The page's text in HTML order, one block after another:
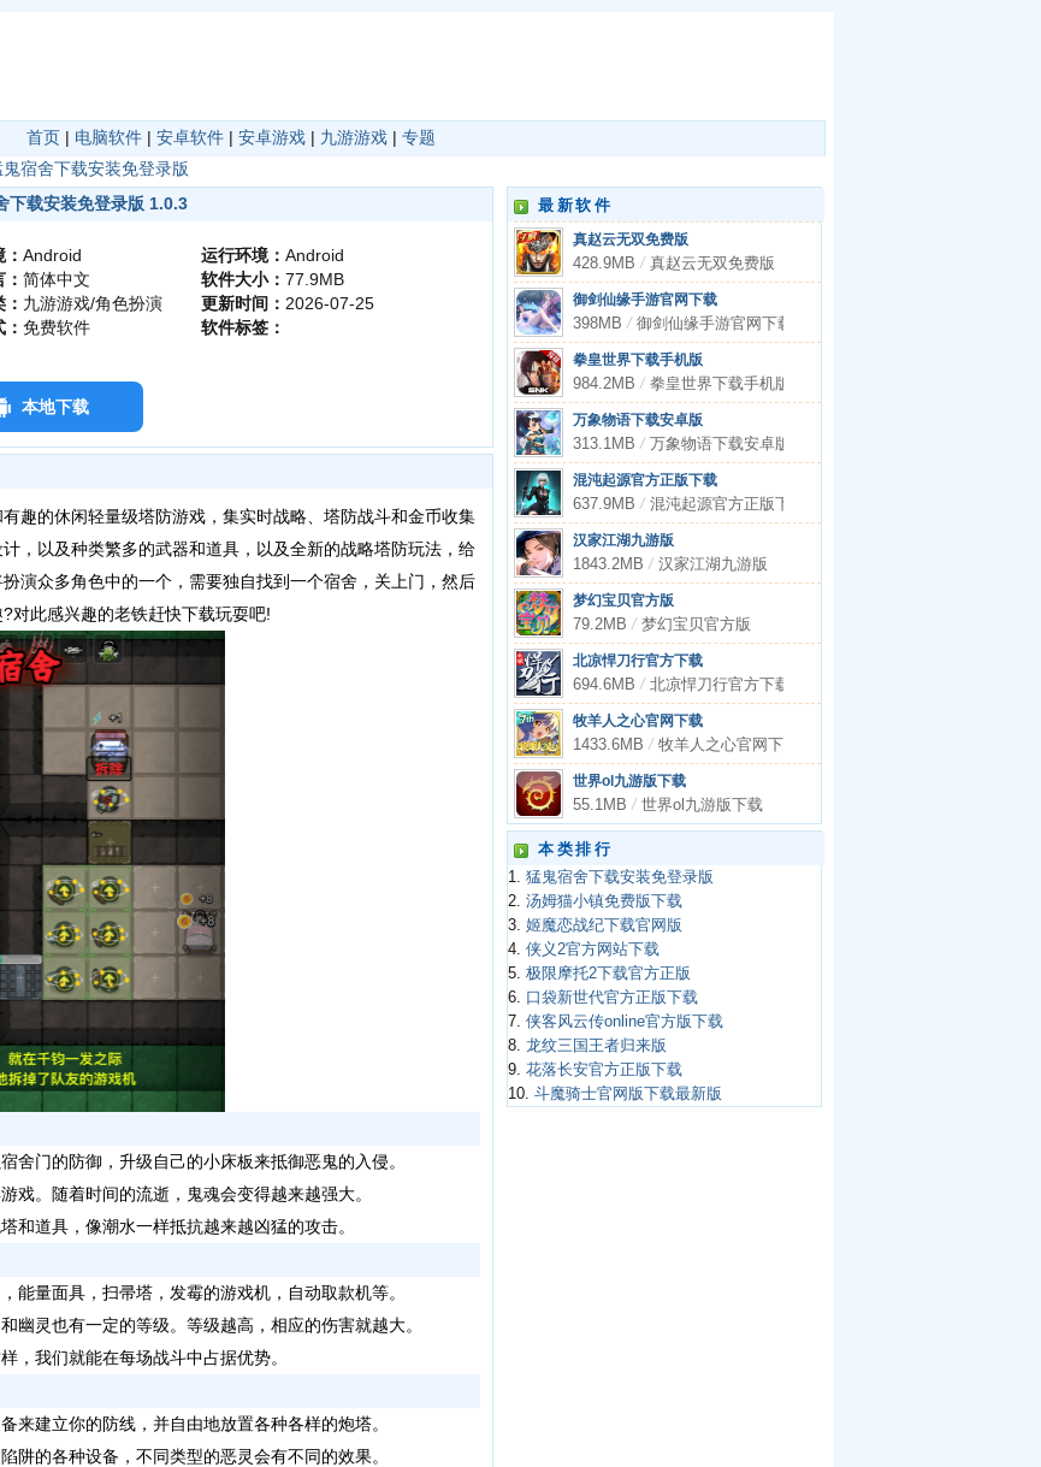
首页 | 电脑软件 | 安卓软件 | 安卓游戏 | 九游游戏 | 专题
鬼宿舍下载安装免登录版
下载安装免登录版 1.0.3
Android
简体中文
九游游戏/角色扮演
免费软件
运行环境： Android
软件大小： 77.9MB
更新时间： 2026-07-25
软件标签：
本地下载
的休闲轻量级塔防游戏，集实时战略、塔防战斗和金币收集
，以及种类繁多的武器和道具，以及全新的战略塔防玩法，给
演众多角色中的一个，需要独自找到一个宿舍，关上门，然后
对此感兴趣的老铁赶快下载玩耍吧!
门的防御，升级自己的小床板来抵御恶鬼的入侵。
。随着时间的流逝，鬼魂会变得越来越强大。
道具，像潮水一样抵抗越来越凶猛的攻击。
量面具，扫帚塔，发霉的游戏机，自动取款机等。
灵也有一定的等级。等级越高，相应的伤害就越大。
我们就能在每场战斗中占据优势。
建立你的防线，并自由地放置各种各样的炮塔。
的各种设备，不同类型的恶灵会有不同的效果。
最新软件
真赵云无双免费版
428.9MB/ 真赵云无双免费版
御剑仙缘手游官网下载
398MB/ 御剑仙缘手游官网下载
拳皇世界下载手机版
984.2MB/ 拳皇世界下载手机版
万象物语下载安卓版
313.1MB/ 万象物语下载安卓版
混沌起源官方正版下载
637.9MB/ 混沌起源官方正版下载
汉家江湖九游版
1843.2MB/ 汉家江湖九游版
梦幻宝贝官方版
79.2MB/ 梦幻宝贝官方版
北凉悍刀行官方下载
694.6MB/ 北凉悍刀行官方下载
牧羊人之心官网下载
1433.6MB/ 牧羊人之心官网下载
世界ol九游版下载
55.1MB/ 世界ol九游版下载
本类排行
1. 猛鬼宿舍下载安装免登录版
2. 汤姆猫小镇免费版下载
3. 姬魔恋战纪下载官网版
4. 侠义2官方网站下载
5. 极限摩托2下载官方正版
6. 口袋新世代官方正版下载
7. 侠客风云传online官方版下载
8. 龙纹三国王者归来版
9. 花落长安官方正版下载
10. 斗魔骑士官网版下载最新版